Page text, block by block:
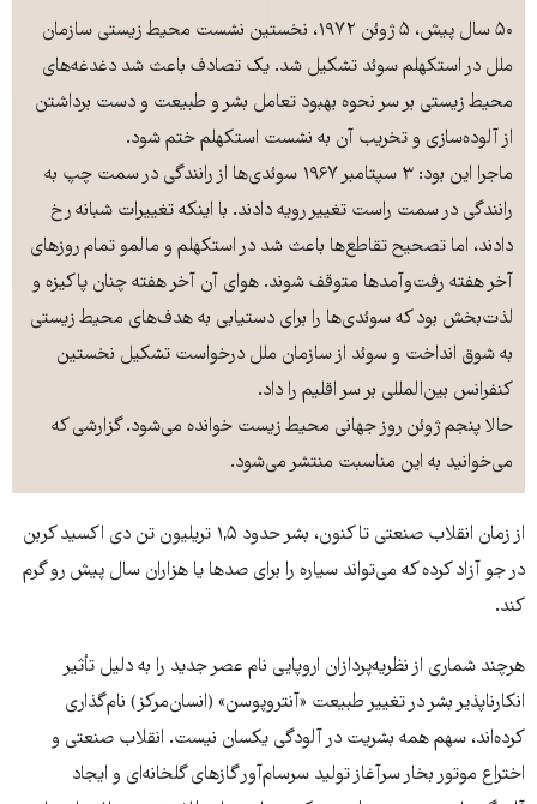
۵۰ سال پیش، ۵ ژوئن ۱۹۷۲، نخستین نشست محیط زیستی سازمان
ملل در استکهلم سوئد تشکیل شد. یک تصادف باعث شد دغدغه‌های
محیط زیستی بر سر نحوه بهبود تعامل بشر و طبیعت و دست برداشتن
از آلوده‌سازی و تخریب آن به نشست استکهلم ختم شود.
ماجرا این بود: ۳ سپتامبر ۱۹۶۷ سوئدی‌ها از رانندگی در سمت چپ به
رانندگی در سمت راست تغییر رویه دادند. با اینکه تغییرات شبانه رخ
دادند، اما تصحیح تقاطع‌ها باعث شد در استکهلم و مالمو تمام روزهای
آخر هفته رفت‌و‌آمدها متوقف شوند. هوای آن آخر هفته چنان پاکیزه و
لذت‌بخش بود که سوئدی‌ها را برای دستیابی به هدف‌های محیط زیستی
به شوق انداخت و سوئد از سازمان ملل درخواست تشکیل نخستین
کنفرانس بین‌المللی بر سر اقلیم را داد.
حالا پنجم ژوئن روز جهانی محیط زیست خوانده می‌شود. گزارشی که
می‌خوانید به این مناسبت منتشر می‌شود.
از زمان انقلاب صنعتی تا کنون، بشر حدود ۱,۵ تریلیون تن دی اکسید کربن
در جو آزاد کرده که می‌تواند سیاره را برای صدها یا هزاران سال پیش رو گرم
کند.
هرچند شماری از نظریه‌پردازان اروپایی نام عصر جدید را به دلیل تأثیر
انکارناپذیر بشر در تغییر طبیعت «آنتروپوسن» (انسان‌مرکز) نام‌گذاری
کرده‌اند، سهم همه بشریت در آلودگی یکسان نیست. انقلاب صنعتی و
اختراع موتور بخار سرآغاز تولید سرسام‌آور گازهای گلخانه‌ای و ایجاد